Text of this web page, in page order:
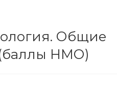
Общие
(баллы НМО)